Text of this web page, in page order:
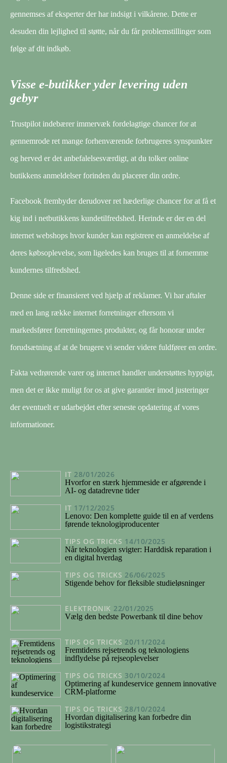
gennemses af eksperter der har indsigt i vilkårene. Dette er
desuden din lejlighed til støtte, når du får problemstillinger som
følge af dit indkøb.
Visse e-butikker yder levering uden
gebyr
Trustpilot indebærer immervæk fordelagtige chancer for at
gennemrode ret mange forhenværende forbrugeres synspunkter
og herved er det anbefalelsesværdigt, at du tolker online
butikkens anmeldelser forinden du placerer din ordre.
Facebook frembyder derudover ret hæderlige chancer for at få et
kig ind i netbutikkens kundetilfredshed. Herinde er der en del
internet webshops hvor kunder kan registrere en anmeldelse af
deres købsoplevelse, som ligeledes kan bruges til at fornemme
kundernes tilfredshed.
Denne side er finansieret ved hjælp af reklamer. Vi har aftaler
med en lang række internet forretninger eftersom vi
markedsfører forretningernes produkter, og får honorar under
forudsætning af at de brugere vi sender videre fuldfører en ordre.
Fakta vedrørende varer og internet handler understøttes hyppigt,
men det er ikke muligt for os at give garantier imod justeringer
der eventuelt er udarbejdet efter seneste opdatering af vores
informationer.
IT 28/01/2026
Hvorfor en stærk hjemmeside er afgørende i
AI- og datadrevne tider
IT 17/12/2025
Lenovo: Den komplette guide til en af verdens
førende teknologiproducenter
TIPS OG TRICKS 14/10/2025
Når teknologien svigter: Harddisk reparation i
en digital hverdag
TIPS OG TRICKS 26/06/2025
Stigende behov for fleksible studieløsninger
ELEKTRONIK 22/01/2025
Vælg den bedste Powerbank til dine behov
TIPS OG TRICKS 20/11/2024
Fremtidens rejsetrends og teknologiens
indflydelse på rejseoplevelser
TIPS OG TRICKS 30/10/2024
Optimering af kundeservice gennem innovative
CRM-platforme
TIPS OG TRICKS 28/10/2024
Hvordan digitalisering kan forbedre din
logistikstrategi